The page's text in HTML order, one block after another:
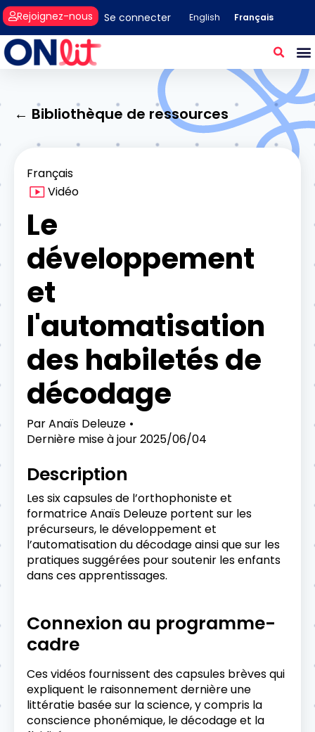
Se connecter
Rejoignez-nous English Français
← Bibliothèque de ressources
Français
Vidéo
Le
développement
et
l'automatisation
des habiletés de
décodage
ParAnaïs Deleuze
Dernière mise à jour2025/06/04
Description
Les six capsules de l’orthophoniste et
formatrice Anaïs Deleuze portent sur les
précurseurs, le développement et
l’automatisation du décodage ainsi que sur les
pratiques suggérées pour soutenir les enfants
dans ces apprentissages.
Connexion au programme-
cadre
Ces vidéos fournissent des capsules brèves qui
expliquent le raisonnement dernière une
littératie basée sur la science, y compris la
conscience phonémique, le décodage et la